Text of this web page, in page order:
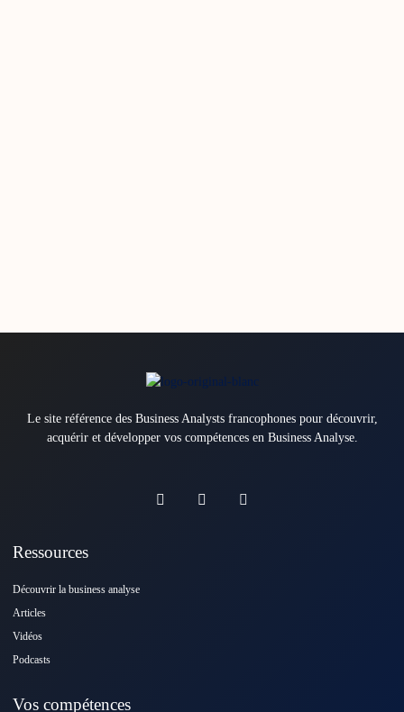
Le site référence des Business Analysts francophones pour découvrir,
acquérir et développer vos compétences en Business Analyse.
Ressources
Découvrir la business analyse
Articles
Vidéos
Podcasts
Vos compétences